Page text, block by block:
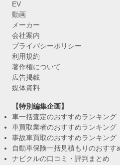
EV
動画
メーカー
会社案内
プライバシーポリシー
利用規約
著作権について
広告掲載
媒体資料
【特別編集企画】
車一括査定のおすすめランキング
車買取業者のおすすめランキング
事故車買取のおすすめランキング
自動車保険一括見積もりのおすす
ナビクルの口コミ・評判まとめ